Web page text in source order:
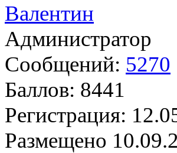
Валентин
Администратор
Сообщений: 5270
Баллов: 8441
Регистрация:
Размещено